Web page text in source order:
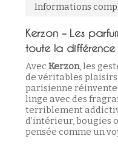
Informations
Kerzon – Les
toute la différence
Avec Kerzon, les
de véritables
parisienne
linge avec des
terriblement
d’intérieur, bougies
pensée comme un